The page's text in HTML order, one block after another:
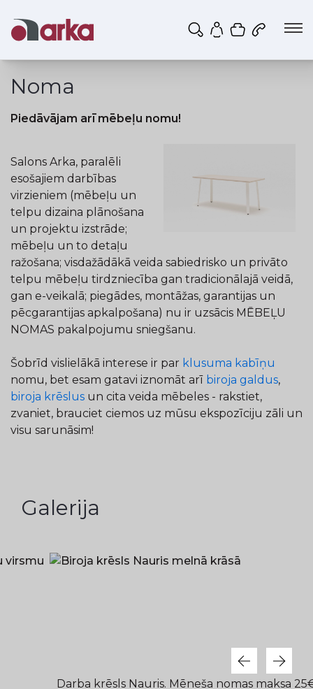
Mans profils
Iepirkumu
Noma
Piedāvājam arī mēbeļu nomu!
Salons Arka, paralēli
esošajiem darbības
virzieniem (mēbeļu un
telpu dizaina plānošana
un projektu izstrāde;
mēbeļu un to detaļu
ražošana; visdažādākā veida sabiedrisko un privāto
telpu mēbeļu tirdzniecība gan tradicionālajā veidā,
gan e-veikalā; piegādes, montāžas, garantijas un
pēcgarantijas apkalpošana) nu ir uzsācis MĒBEĻU
NOMAS pakalpojumu sniegšanu.
Šobrīd vislielākā interese ir par klusuma kabīņu
nomu, bet esam gatavi iznomāt arī biroja galdus,
biroja krēslus un cita veida mēbeles - rakstiet,
zvaniet, brauciet ciemos uz mūsu ekspozīciju zāli un
visu sarunāsim!
Galerija
Darba krēsls Nauris. Mēneša nomas maksa 25€